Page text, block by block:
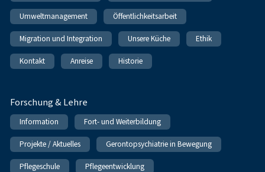
Umweltmanagement Öffentlichkeitsarbeit
Migration und Integration Unsere Küche Ethik
Kontakt Anreise Historie
Forschung & Lehre
Information Fort- und Weiterbildung
Projekte / Aktuelles Gerontopsychiatrie in Bewegung
Pflegeschule Pflegeentwicklung